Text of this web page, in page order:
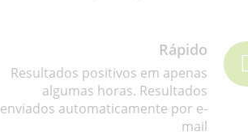
Rápido
Resultados positivos em apenas
algumas horas. Resultados
enviados automaticamente por e-
mail